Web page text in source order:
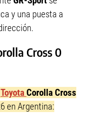
y una puesta a
Cross 0
Toyota Corolla Cross
en Argentina: